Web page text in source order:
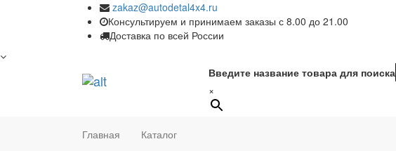
zakaz@autodetal4x4.ru
Консультируем и принимаем заказы с 8.00 до 21.00
Доставка по всей России
Введите название товара для поиска
×
Главная
Каталог